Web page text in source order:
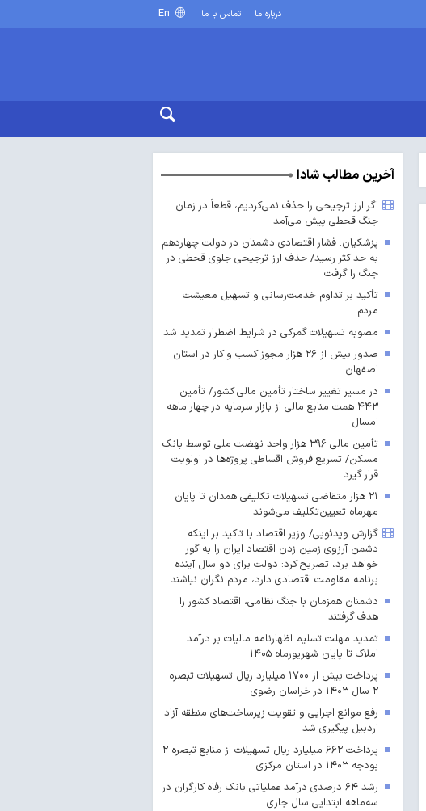
درباره ما تماس با ما
آخرین مطالب شادا
اگر ارز ترجیحی را حذف نمی‌کردیم، قطعاً در زمان
جنگ قحطی پیش می‌آمد
پزشکیان: فشار اقتصادی دشمنان در دولت چهاردهم
به حداکثر رسید/ حذف ارز ترجیحی جلوی قحطی در
جنگ را گرفت
تأکید بر تداوم خدمت‌رسانی و تسهیل معیشت
مردم
مصوبه تسهیلات گمرکی در شرایط اضطرار تمدید شد
صدور بیش از ۲۶ هزار مجوز کسب‌ و کار در استان
اصفهان
در مسیر تغییر ساختار تأمین مالی کشور/ تأمین
۴۴۳ همت منابع مالی از بازار سرمایه در چهار ماهه
امسال
تأمین مالی ۳۹۶ هزار واحد نهضت ملی توسط بانک
مسکن/ تسریع فروش اقساطی پروژه‌ها در اولویت
قرار گیرد
۲۱ هزار متقاضی تسهیلات تکلیفی همدان تا پایان
مهرماه تعیین‌تکلیف می‌شوند
گزارش ویدئویی/ وزیر اقتصاد با تاکید بر اینکه
دشمن آرزوی زمین زدن اقتصاد ایران را به گور
خواهد برد، تصریح کرد: دولت برای دو سال آینده
برنامه مقاومت اقتصادی دارد، مردم نگران نباشند
دشمنان همزمان با جنگ نظامی، اقتصاد کشور را
هدف گرفتند
تمدید مهلت تسلیم اظهارنامه مالیات بر درآمد
املاک تا پایان شهریورماه ۱۴۰۵
پرداخت بیش از ۱۷۰۰ میلیارد ریال تسهیلات تبصره
۲ سال ۱۴۰۳ در خراسان رضوی
رفع موانع اجرایی و تقویت زیرساخت‌های منطقه آزاد
اردبیل پیگیری شد
پرداخت ۶۶۲ میلیارد ریال تسهیلات از منابع تبصره ۲
بودجه ۱۴۰۳ در استان مرکزی
رشد ۶۴ درصدی درآمد عملیاتی بانک رفاه کارگران در
سه‌ماهه ابتدایی سال جاری